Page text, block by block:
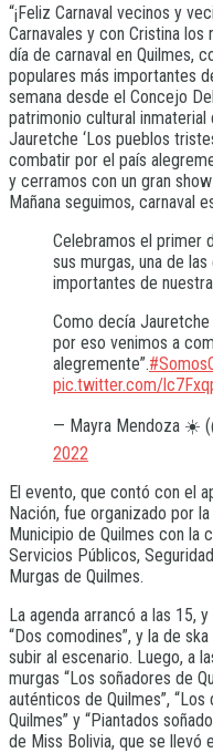
“¡Feliz Carnaval vecinos y
Carnavales y con Cristina
día de carnaval en Quilmes,
populares más importantes
semana desde el Concejo
patrimonio cultural
Jauretche ‘Los pueblos
combatir por el país
y cerramos con un gran
Mañana seguimos, carnaval
Celebramos el primer
sus murgas, una de
importantes de
Como decía
por eso venimos a
alegremente”.
pic.twitter.com/
— Mayra Mendoza ☀️
2022
El evento, que contó con el
Nación, fue organizado por
Municipio de Quilmes con la
Servicios Públicos,
Murgas de Quilmes.
La agenda arrancó a las 15,
“Dos comodines”, y la de
subir al escenario. Luego, a
murgas “Los soñadores de
auténticos de Quilmes”,
Quilmes” y “Piantados
de Miss Bolivia, que se llevó